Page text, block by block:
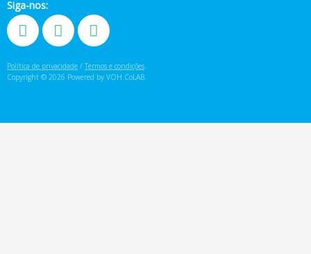
Siga-nos:
Política de privacidade / Termos e condições.
Copyright © 2026 Powered by VOH.CoLAB.